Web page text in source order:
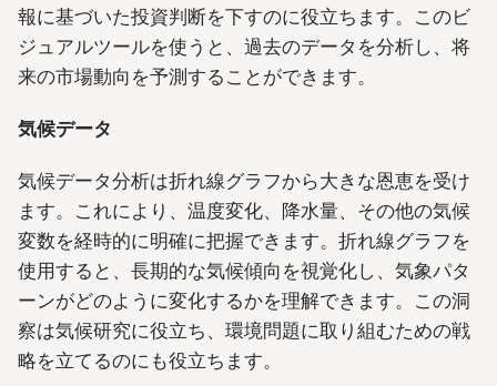
報に基づいた投資判断を下すのに役立ちます。このビ
ジュアルツールを使うと、過去のデータを分析し、将
来の市場動向を予測することができます。
気候データ
気候データ分析は折れ線グラフから大きな恩恵を受け
ます。これにより、温度変化、降水量、その他の気候
変数を経時的に明確に把握できます。折れ線グラフを
使用すると、長期的な気候傾向を視覚化し、気象パタ
ーンがどのように変化するかを理解できます。この洞
察は気候研究に役立ち、環境問題に取り組むための戦
略を立てるのにも役立ちます。